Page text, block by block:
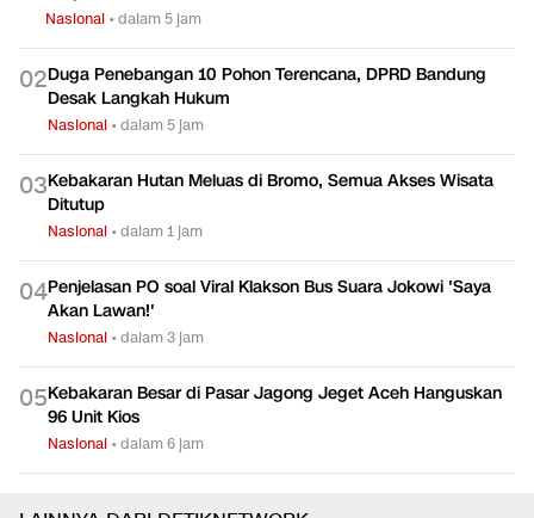
Nasional •dalam 5 jam
02Duga Penebangan 10 Pohon Terencana, DPRD Bandung
Desak Langkah Hukum
Nasional •dalam 5 jam
03Kebakaran Hutan Meluas di Bromo, Semua Akses Wisata
Ditutup
Nasional •dalam 1 jam
04Penjelasan PO soal Viral Klakson Bus Suara Jokowi 'Saya
Akan Lawan!'
Nasional •dalam 3 jam
05Kebakaran Besar di Pasar Jagong Jeget Aceh Hanguskan
96 Unit Kios
Nasional •dalam 6 jam